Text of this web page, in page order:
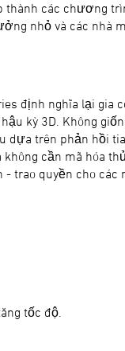
thành các chương
nhỏ và các nhà
định nghĩa lại
kỳ 3D. Không
dựa trên phản hồi
cần mã hóa
trao quyền cho các
tốc độ.